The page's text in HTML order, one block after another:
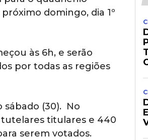
domingo, dia 1º
às 6h, e serão
por todas as regiões
(30). No
tutelares titulares e 440
serem votados.